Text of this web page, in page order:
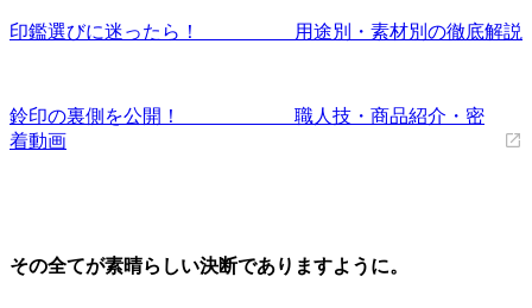
印鑑選びに迷ったら！ 用途別・素材別の徹底解説
鈴印の裏側を公開！ 職人技・商品紹介・密
着動画
その全てが素晴らしい決断でありますように。